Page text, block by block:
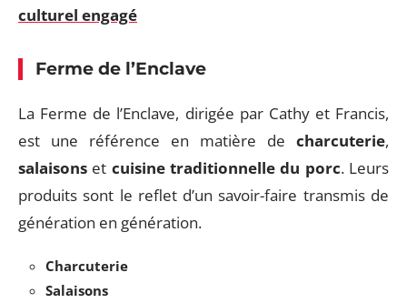
culturel engagé
Ferme de l’Enclave
La Ferme de l’Enclave, dirigée par Cathy et Francis,
est une référence en matière de charcuterie,
salaisons et cuisine traditionnelle du porc. Leurs
produits sont le reflet d’un savoir-faire transmis de
génération en génération.
Charcuterie
Salaisons